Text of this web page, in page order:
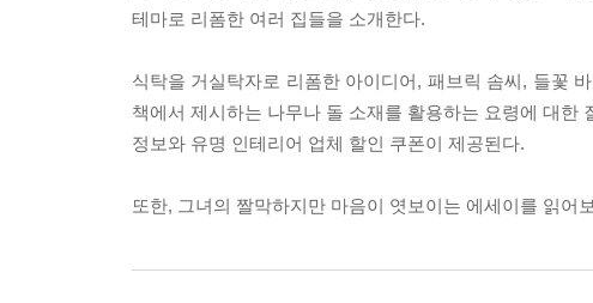
테마로 리폼한 여러 집들을 소개한다.
식탁을 거실탁자로 리폼한 아이디어, 패브릭 솜씨, 들꽃
책에서 제시하는 나무나 돌 소재를 활용하는 요령에 대
정보와 유명 인테리어 업체 할인 쿠폰이 제공된다.
또한, 그녀의 짤막하지만 마음이 엿보이는 에세이를 읽어